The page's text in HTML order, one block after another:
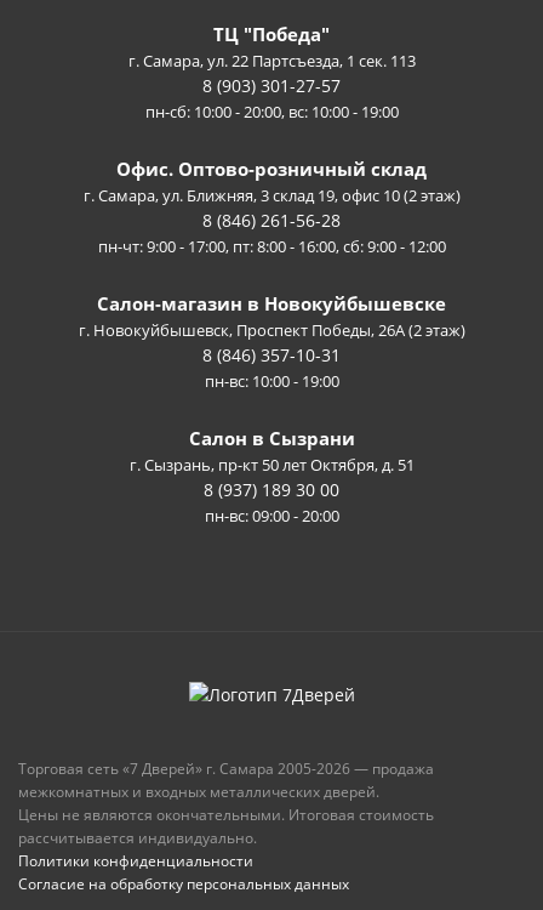
ТЦ "Победа"
г. Самара, ул. 22 Партсъезда, 1 сек. 113
8 (903) 301-27-57
пн-сб: 10:00 - 20:00, вс: 10:00 - 19:00
Офис. Оптово-розничный склад
г. Самара, ул. Ближняя, 3 склад 19, офис 10 (2 этаж)
8 (846) 261-56-28
пн-чт: 9:00 - 17:00, пт: 8:00 - 16:00, сб: 9:00 - 12:00
Салон-магазин в Новокуйбышевске
г. Новокуйбышевск, Проспект Победы, 26А (2 этаж)
8 (846) 357-10-31
пн-вс: 10:00 - 19:00
Салон в Сызрани
г. Сызрань, пр-кт 50 лет Октября, д. 51
8 (937) 189 30 00
пн-вс: 09:00 - 20:00
Торговая сеть «7 Дверей» г. Самара 2005-2026 — продажа
межкомнатных и входных металлических дверей.
Цены не являются окончательными. Итоговая стоимость
рассчитывается индивидуально.
Политики конфиденциальности
Согласие на обработку персональных данных